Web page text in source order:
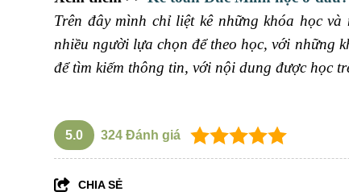
Trên đây mình chỉ liệt kê những khóa học
nhiều người lựa chọn để theo học, với những
để tìm kiếm thông tin, với nội dung được học
5.0 324 Đánh giá
CHIA SẺ